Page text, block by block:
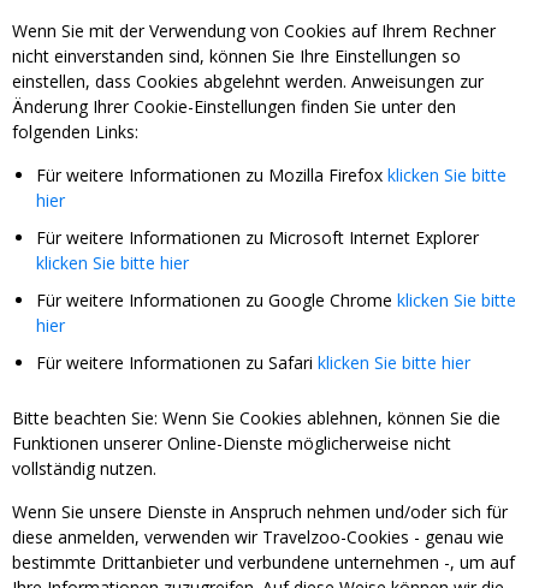
Wenn Sie mit der Verwendung von Cookies auf Ihrem Rechner
nicht einverstanden sind, können Sie Ihre Einstellungen so
einstellen, dass Cookies abgelehnt werden. Anweisungen zur
Änderung Ihrer Cookie-Einstellungen finden Sie unter den
folgenden Links:
Für weitere Informationen zu Mozilla Firefox klicken Sie bitte
hier
Für weitere Informationen zu Microsoft Internet Explorer
klicken Sie bitte hier
Für weitere Informationen zu Google Chrome klicken Sie bitte
hier
Für weitere Informationen zu Safari klicken Sie bitte hier
Bitte beachten Sie: Wenn Sie Cookies ablehnen, können Sie die
Funktionen unserer Online-Dienste möglicherweise nicht
vollständig nutzen.
Wenn Sie unsere Dienste in Anspruch nehmen und/oder sich für
diese anmelden, verwenden wir Travelzoo-Cookies - genau wie
bestimmte Drittanbieter und verbundene unternehmen -, um auf